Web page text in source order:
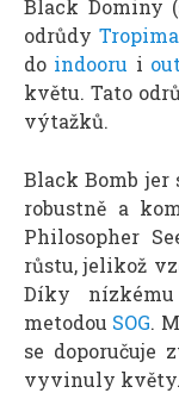
Black Dominy
odrůdy
do indooru i
květu. Tato
výtažků.
Black Bomb jer
robustně a
Philosopher
růstu, jelikož
Díky
metodou SOG.
se doporučuje
vyvinuly květy.